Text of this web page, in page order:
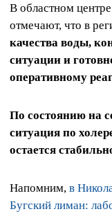
В областном
отмечают, что в
качества воды,
ситуации и
оперативному
По состоянию на
ситуация по
остается
Напомним, в
Бугский лиман: